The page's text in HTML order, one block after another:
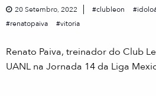
20 Setembro, 2022 clubleon
renatopaiva
vitoria
Renato Paiva, treinador do Club
UANL na Jornada 14 da Liga